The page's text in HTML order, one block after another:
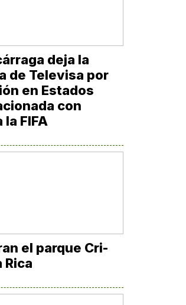
deja la
de Televisa por
en Estados
con
FIFA
el parque Cri-
Rica